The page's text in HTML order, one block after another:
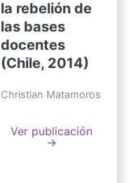
la rebelión de
las bases
docentes
(Chile, 2014)
Christian Matamoros
Ver publicación
→